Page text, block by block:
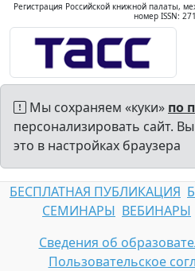
Регистрация Российской книжной палаты,
номер ISSN:
Мы сохраняем «куки» по
персонализировать сайт.
это в настройках браузера
БЕСПЛАТНАЯ ПУБЛИКАЦИЯ
СЕМИНАРЫ ВЕБИНАРЫ
Сведения об
Пользовательское